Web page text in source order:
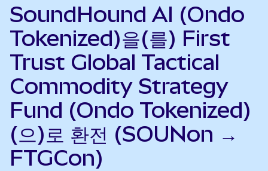
SoundHound AI (Ondo
Tokenized)을(를) First
Trust Global Tactical
Commodity Strategy
Fund (Ondo Tokenized)
(으)로 환전 (SOUNon →
FTGCon)